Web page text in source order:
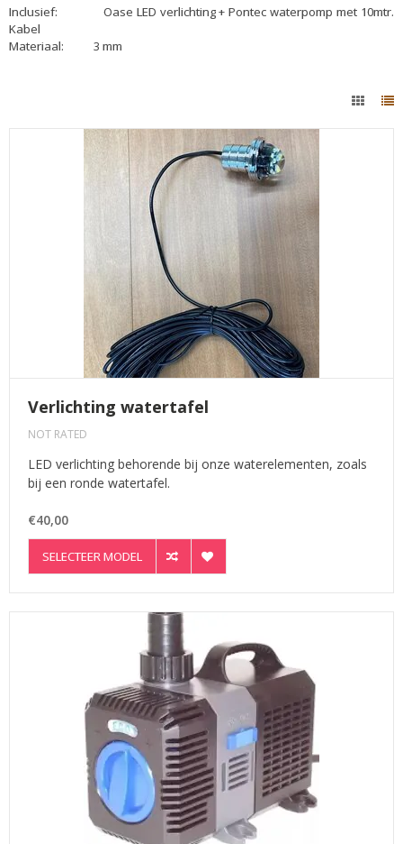
Inclusief: Oase LED verlichting + Pontec waterpomp met 10mtr.
Kabel
Materiaal: 3 mm
Verlichting watertafel
NOT RATED
LED verlichting behorende bij onze waterelementen, zoals
bij een ronde watertafel.
€40,00
SELECTEER MODEL